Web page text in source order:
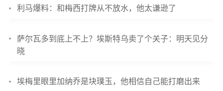
利马爆料：和梅西打牌从不放水，他太谦逊了
萨尔瓦多到底上不上？埃斯特乌卖了个关子：明天见分
晓
埃梅里眼里加纳乔是块璞玉，他相信自己能打磨出来